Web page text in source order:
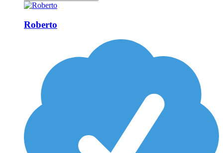
Roberto